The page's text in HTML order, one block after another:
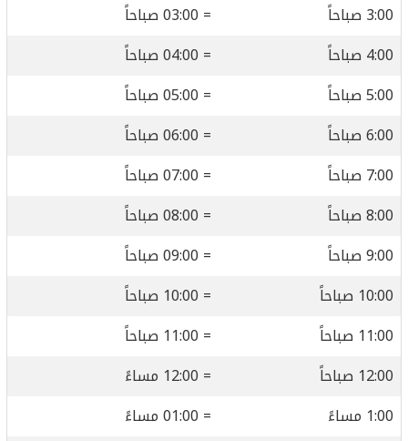
3:00 صباحاً
= 03:00 صباحاً
4:00 صباحاً
= 04:00 صباحاً
5:00 صباحاً
= 05:00 صباحاً
6:00 صباحاً
= 06:00 صباحاً
7:00 صباحاً
= 07:00 صباحاً
8:00 صباحاً
= 08:00 صباحاً
9:00 صباحاً
= 09:00 صباحاً
10:00 صباحاً
= 10:00 صباحاً
11:00 صباحاً
= 11:00 صباحاً
12:00 صباحاً
= 12:00 مساءً
1:00 مساءً
= 01:00 مساءً